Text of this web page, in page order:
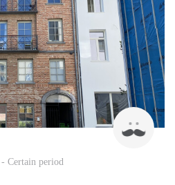
Tom
Certain period